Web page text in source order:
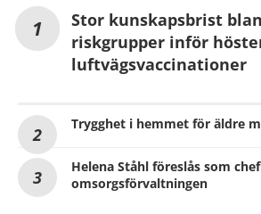
Stor kunskapsbrist
riskgrupper inför
luftvägsvaccinationer
Trygghet i hemmet för äldre
Helena Ståhl föreslås som
omsorgsförvaltningen